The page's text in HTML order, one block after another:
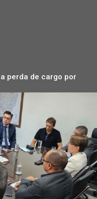
perda de cargo por